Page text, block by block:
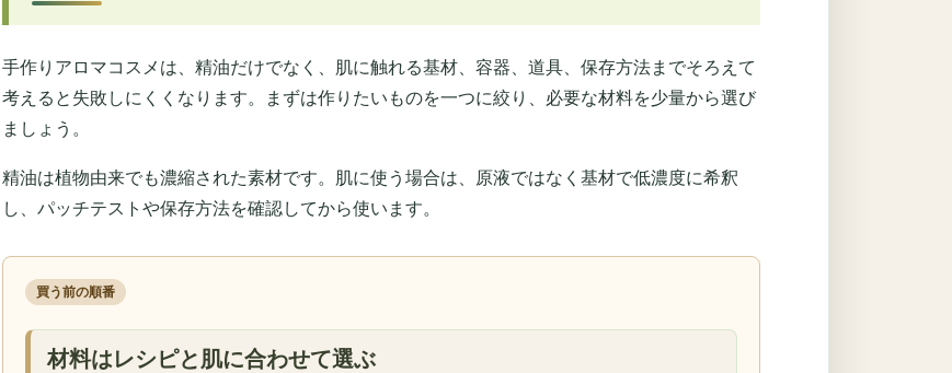
手作りアロマコスメは、精油だけでなく、肌に触れる基材、容器、道具、保存方法までそろえて
考えると失敗しにくくなります。まずは作りたいものを一つに絞り、必要な材料を少量から選び
ましょう。
精油は植物由来でも濃縮された素材です。肌に使う場合は、原液ではなく基材で低濃度に希釈
し、パッチテストや保存方法を確認してから使います。
買う前の順番
材料はレシピと肌に合わせて選ぶ